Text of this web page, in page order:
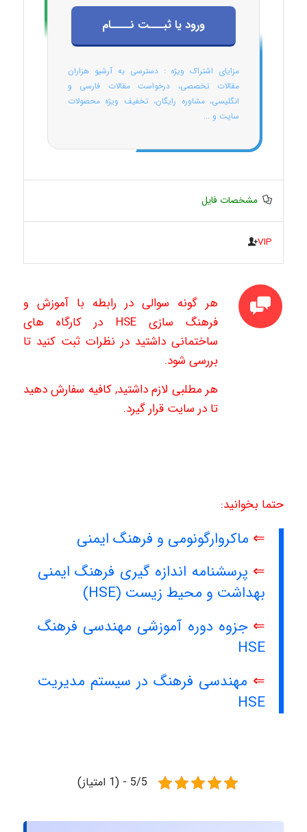
ورود یا ثبـــت نــــام
مزایای اشتراک ویژه : دسترسی به آرشیو هزاران
مقالات تخصصی، درخواست مقالات فارسی و
انگلیسی، مشاوره رایگان، تخفیف ویژه محصولات
سایت و ...
مشخصات فایل
VIP
هر گونه سوالی در رابطه با آموزش و
فرهنگ سازی HSE در کارگاه های
ساختمانی داشتید در نظرات ثبت کنید تا
بررسی شود.
هر مطلبی لازم داشتید, کافیه سفارش دهید
تا در سایت قرار گیرد.
حتما بخوانید:
⇐ ماکروارگونومی و فرهنگ ایمنی
⇐ پرسشنامه اندازه گیری فرهنگ ایمنی
بهداشت و محیط زیست (HSE)
⇐جزوه دوره آموزشی مهندسی فرهنگ
HSE
⇐ مهندسی فرهنگ در سیستم مدیریت
HSE
5/5 - (1 امتیاز)